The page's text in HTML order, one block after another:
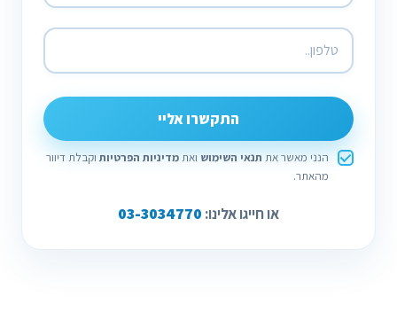
התקשרו אליי
הנני מאשר את תנאי השימוש ואתמדיניות הפרטיות וקבלת דיוור
מהאתר.
או חייגו אלינו: 03-3034770